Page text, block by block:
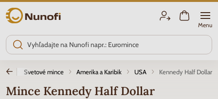
Nunofi.sk
Menu
Svetové mince Amerika a Karibik USA Kennedy Half Dollar
Mince Kennedy Half Dollar